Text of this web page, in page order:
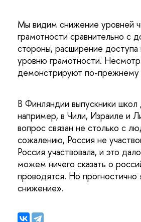
Мы видим снижение уровней
грамотности сравнительно
стороны, расширение
уровню грамотности.
демонстрируют по-прежнему
В Финляндии выпускники
например, в Чили, Израиле и
вопрос связан не столько с
сожалению, Россия не
Россия участвовала, и это
можем ничего сказать о
проводятся. Но прогностично
снижение».